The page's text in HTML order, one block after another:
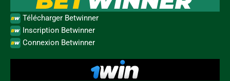
Télécharger Betwinner
Inscription Betwinner
Connexion Betwinner